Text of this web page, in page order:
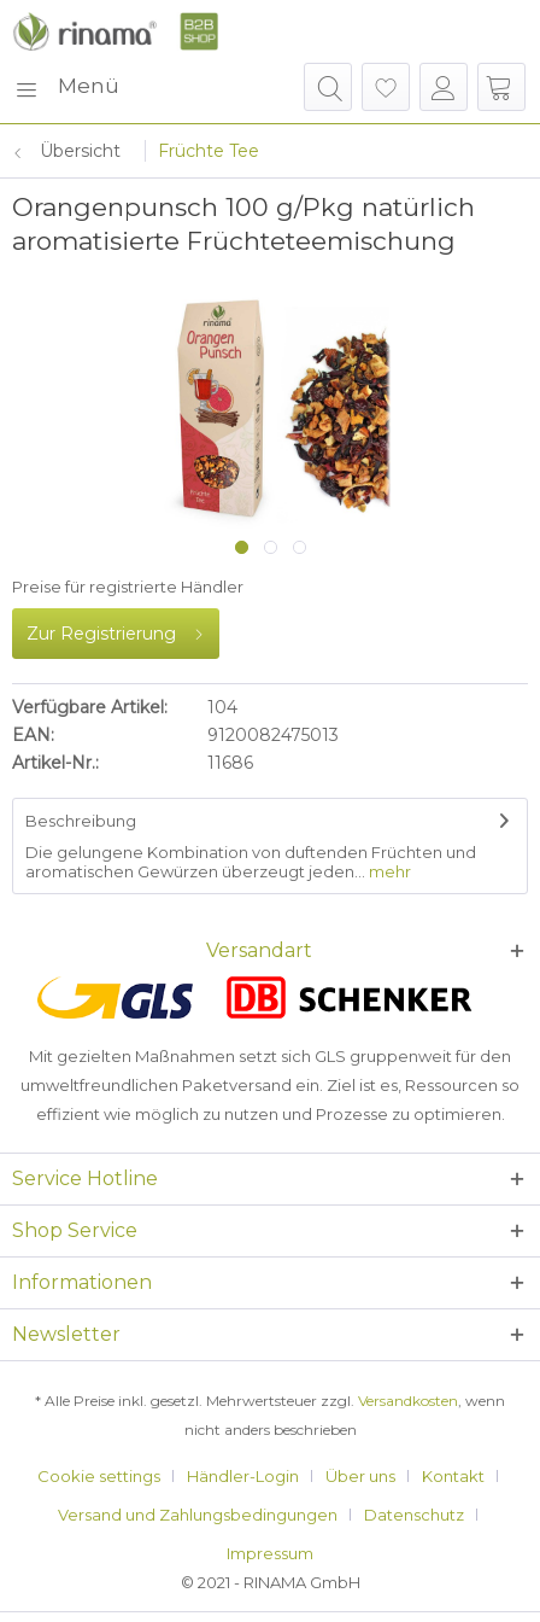
Menü
Übersicht Früchte Tee
Orangenpunsch 100 g/Pkg natürlich
aromatisierte Früchteteemischung
Preise für registrierte Händler
Zur Registrierung
Verfügbare Artikel:
104
EAN:
9120082475013
Artikel-Nr.:
11686
Beschreibung
Die gelungene Kombination von duftenden Früchten und
aromatischen Gewürzen überzeugt jeden...
mehr
Versandart
Mit gezielten Maßnahmen setzt sich GLS gruppenweit für den
umweltfreundlichen Paketversand ein. Ziel ist es, Ressourcen so
effizient wie möglich zu nutzen und Prozesse zu optimieren.
Service Hotline
Shop Service
Informationen
Newsletter
* Alle Preise inkl. gesetzl. Mehrwertsteuer zzgl. Versandkosten, wenn
nicht anders beschrieben
Cookie settings Händler-Login Über uns
Kontakt
Versand und Zahlungsbedingungen
Datenschutz
Impressum
© 2021 - RINAMA GmbH